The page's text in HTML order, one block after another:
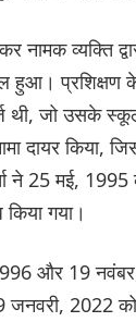
नामक व्यक्ति
प्रशिक्षण
थी, जो उसके
दायर किया,
ने 25 मई,
गया।
और 19
जनवरी, 2022